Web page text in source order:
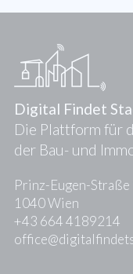
Digital Findet
Die Plattform für
der Bau- und
Prinz-Eugen-
1040 Wien
+43 664 4189214